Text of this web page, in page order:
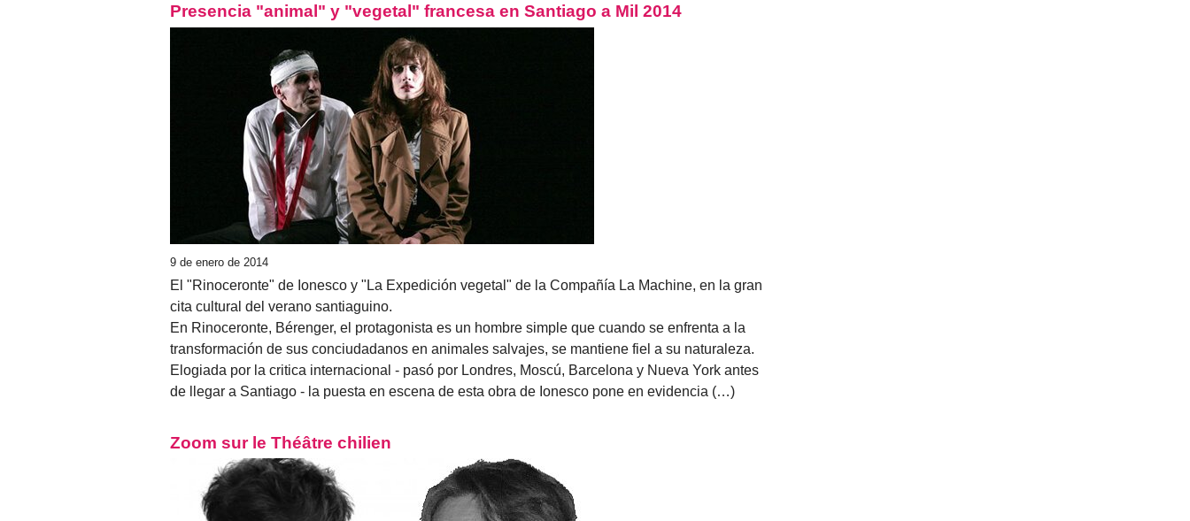
Presencia "animal" y "vegetal" francesa en Santiago a Mil 2014
9 de enero de 2014
El "Rinoceronte" de Ionesco y "La Expedición vegetal" de la Compañía La Machine, en la gran
cita cultural del verano santiaguino.
En Rinoceronte, Bérenger, el protagonista es un hombre simple que cuando se enfrenta a la
transformación de sus conciudadanos en animales salvajes, se mantiene fiel a su naturaleza.
Elogiada por la critica internacional - pasó por Londres, Moscú, Barcelona y Nueva York antes
de llegar a Santiago - la puesta en escena de esta obra de Ionesco pone en evidencia (…)
Zoom sur le Théâtre chilien